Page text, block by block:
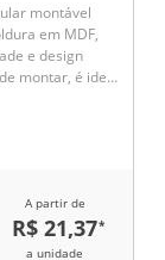
montável
em MDF,
e design
montar, é ideal
A partir de
R$ 21,37*
a unidade